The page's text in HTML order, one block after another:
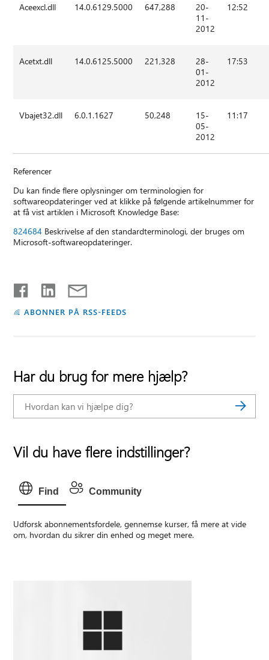
Aceexcl.dll 14.0.6129.5000 647,288
20-
11-
2012
12:52
Acetxt.dll 14.0.6125.5000 221,328
28-
01-
2012
17:53
Vbajet32.dll 6.0.1.1627 50,248
15-
05-
2012
11:17
Referencer
Du kan finde flere oplysninger om terminologien for
softwareopdateringer ved at klikke på følgende artikelnummer for
at få vist artiklen i Microsoft Knowledge Base:
824684 Beskrivelse af den standardterminologi, der bruges om
Microsoft-softwareopdateringer.
ABONNER PÅ RSS-FEEDS
Har du brug for mere hjælp?
Vil du have flere indstillinger?
Find Community
Udforsk abonnementsfordele, gennemse kurser, få mere at vide
om, hvordan du sikrer din enhed og meget mere.